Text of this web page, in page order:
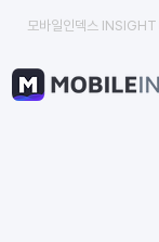
모바일인덱스 INSIGHT